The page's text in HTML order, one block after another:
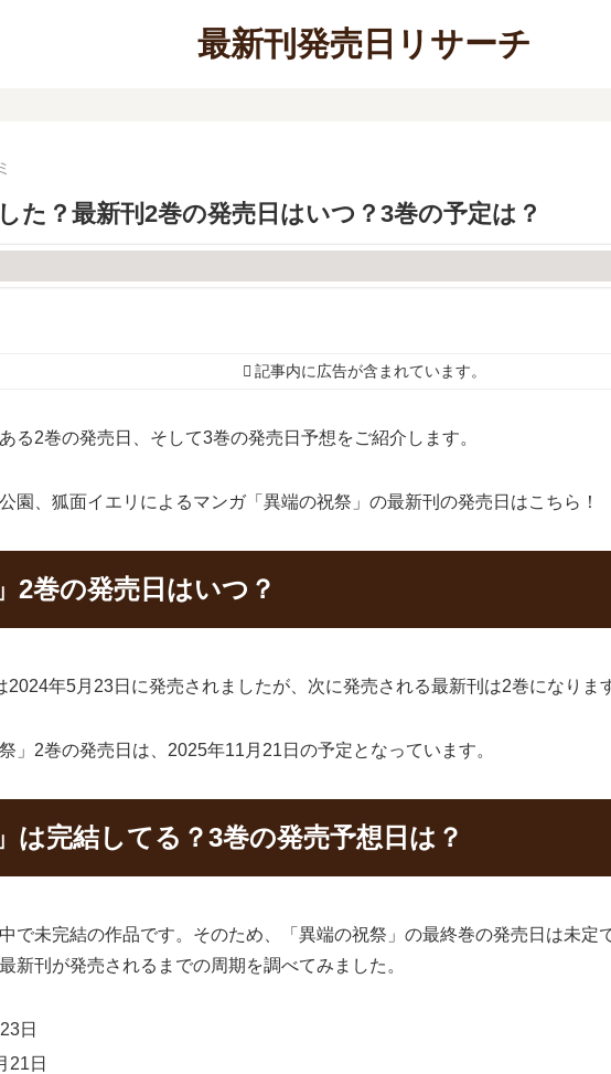
最新刊発売日リサーチ
た？最新刊2巻の発売日はいつ？3巻の予定は？
記事内に広告が含まれています。
る2巻の発売日、そして3巻の発売日予想をご紹介します。
園、狐面イエリによるマンガ「異端の祝祭」の最新刊の発売日はこちら！
2巻の発売日はいつ？
2024年5月23日に発売されましたが、次に発売される最新刊は2巻になりま
」2巻の発売日は、2025年11月21日の予定となっています。
は完結してる？3巻の発売予想日は？
で未完結の作品です。そのため、「異端の祝祭」の最終巻の発売日は未定
新刊が発売されるまでの周期を調べてみました。
日
21日